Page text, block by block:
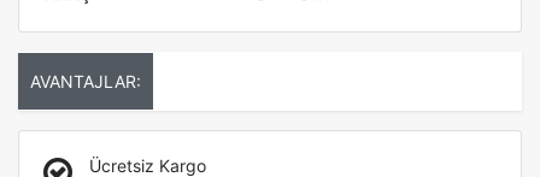
AVANTAJLAR:
Ücretsiz Kargo